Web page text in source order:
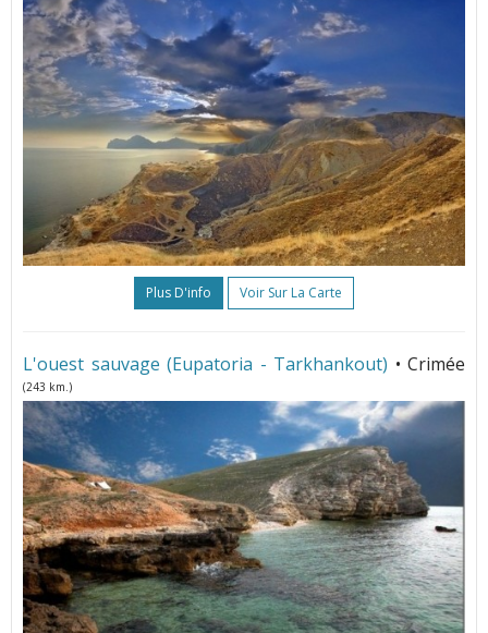
Plus D'info Voir Sur La Carte
L'ouest sauvage (Eupatoria - Tarkhankout) • Crimée
(243 km.)